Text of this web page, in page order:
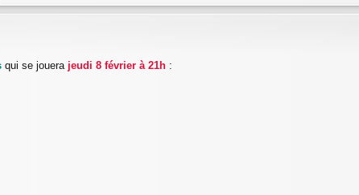
qui se jouera jeudi 8 février à 21h :